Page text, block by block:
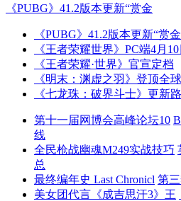
《PUBG》41.2版本更新“赏金
《PUBG》41.2版本更新“赏
《王者荣耀世界》PC端4月
《王者荣耀·世界》官宣定档
《明末：渊虚之羽》登顶全
《七龙珠：破界斗士》更新
第十一届网博会高峰论坛10
线
全民枪战幽魂M249实战技巧
总
最终编年史 Last Chronicl 第
美女团代言《成吉思汗3》王